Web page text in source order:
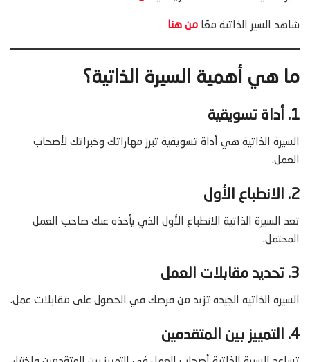
شاهد السير الذاتية معًا من هنا
ما هي أهمية السيرة الذاتية؟
1. أداة تسويقية
السيرة الذاتية هي أداة تسويقية تبرز مهاراتك وخبراتك لأصحاب
العمل.
2. الانطباع الأول
تعد السيرة الذاتية الانطباع الأول الذي يأخذه عنك صاحب العمل
المحتمل.
3. تحديد مقابلات العمل
السيرة الذاتية الجيدة تزيد من فرصك في الحصول على مقابلات عمل.
4. التمييز بين المتقدمين